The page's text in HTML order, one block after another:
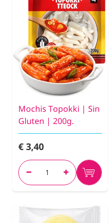
Mochis Topokki | Sin
Gluten | 200g.
€ 3,40